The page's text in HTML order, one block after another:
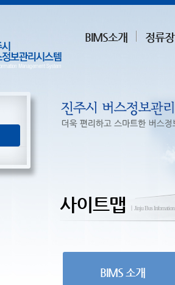
BIMS소개 정류
사이트맵 ㅣJinju Bus
BIMS 소개